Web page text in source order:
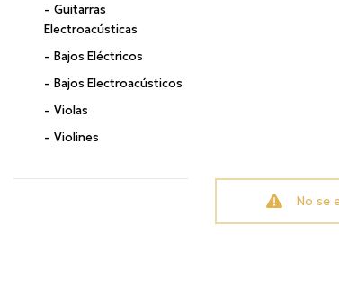
No se
Guitarras
Electroacústicas
Bajos Eléctricos
Bajos Electroacústicos
Violas
Violines